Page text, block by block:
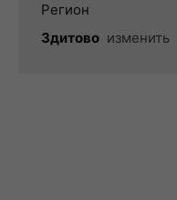
Регион
Здитово изменить